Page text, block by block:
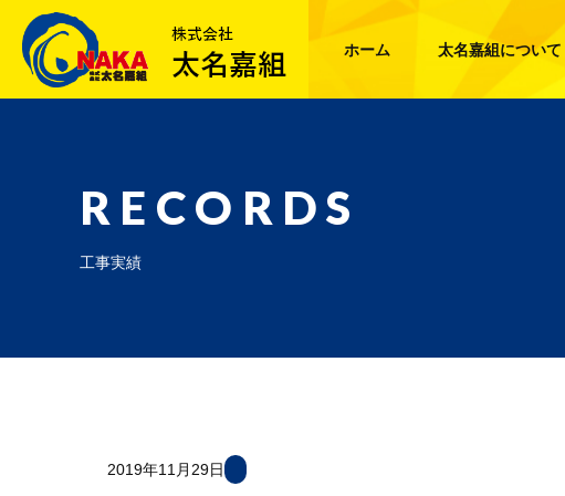
ホーム 太名嘉組について
RECORDS
工事実績
2019年11月29日